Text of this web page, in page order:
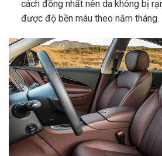
cách đồng nhất nên da không bị
được độ bền màu theo năm tháng.